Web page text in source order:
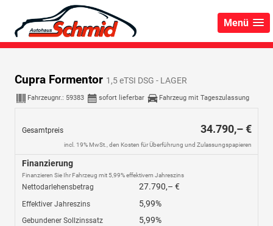
Menü
Cupra Formentor 1,5 eTSI DSG - LAGER
Fahrzeugnr.: 59383 sofort lieferbar Fahrzeug mit Tageszulassung
Gesamtpreis 34.790,– €
incl. 19% MwSt., den Kosten für Überführung und Zulassungspapieren
Finanzierung
Finanzieren Sie Ihr Fahrzeug mit 5,99% effektivem Jahreszins
Nettodarlehensbetrag 27.790,– €
Effektiver Jahreszins 5,99%
Gebundener Sollzinssatz 5,99%